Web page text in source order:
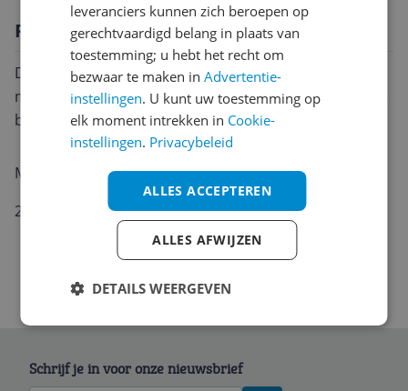
Productomschrijving
De naaimachinetas is gemaakt van stevig polyester
materiaal met extra versteviging om je naaimachine te
beschermen.
Maat:
21cm x 47cm x 33cm
Schrijf je in voor onze nieuwsbrief
leveranciers kunnen zich beroepen op
gerechtvaardigd belang in plaats van
toestemming; u hebt het recht om
bezwaar te maken inAdvertentie-
instellingen. U kunt uw toestemming op
elk moment intrekken in Cookie-
instellingen. Privacybeleid
ALLES ACCEPTEREN
ALLES AFWIJZEN
DETAILS WEERGEVEN